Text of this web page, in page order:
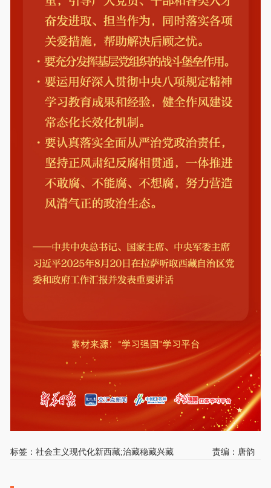
标签：社会主义现代化新西藏;治藏稳藏兴藏 责编：唐韵